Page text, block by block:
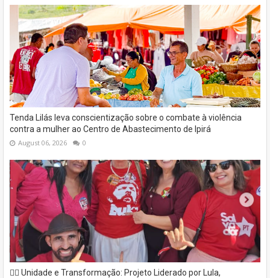
Tenda Lilás leva conscientização sobre o combate à violência
contra a mulher ao Centro de Abastecimento de Ipirá
August 06, 2026 0
✊🏽 Unidade e Transformação: Projeto Liderado por Lula,